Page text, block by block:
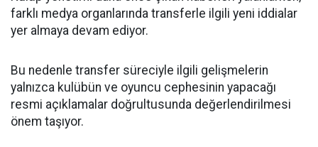
farklı medya organlarında transferle ilgili yeni iddialar
yer almaya devam ediyor.
Bu nedenle transfer süreciyle ilgili gelişmelerin
yalnızca kulübün ve oyuncu cephesinin yapacağı
resmi açıklamalar doğrultusunda değerlendirilmesi
önem taşıyor.